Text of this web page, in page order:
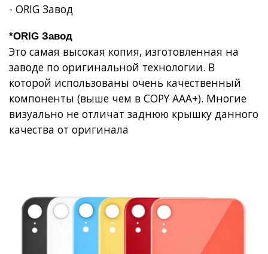
- ORIG Завод
*ORIG Завод
Это самая высокая копия, изготовленная на
заводе по оригинальной технологии. В
которой использованы очень качественный
компоненты (выше чем в COPY AAA+). Многие
визуально не отличат заднюю крышку данного
качества от оригинала